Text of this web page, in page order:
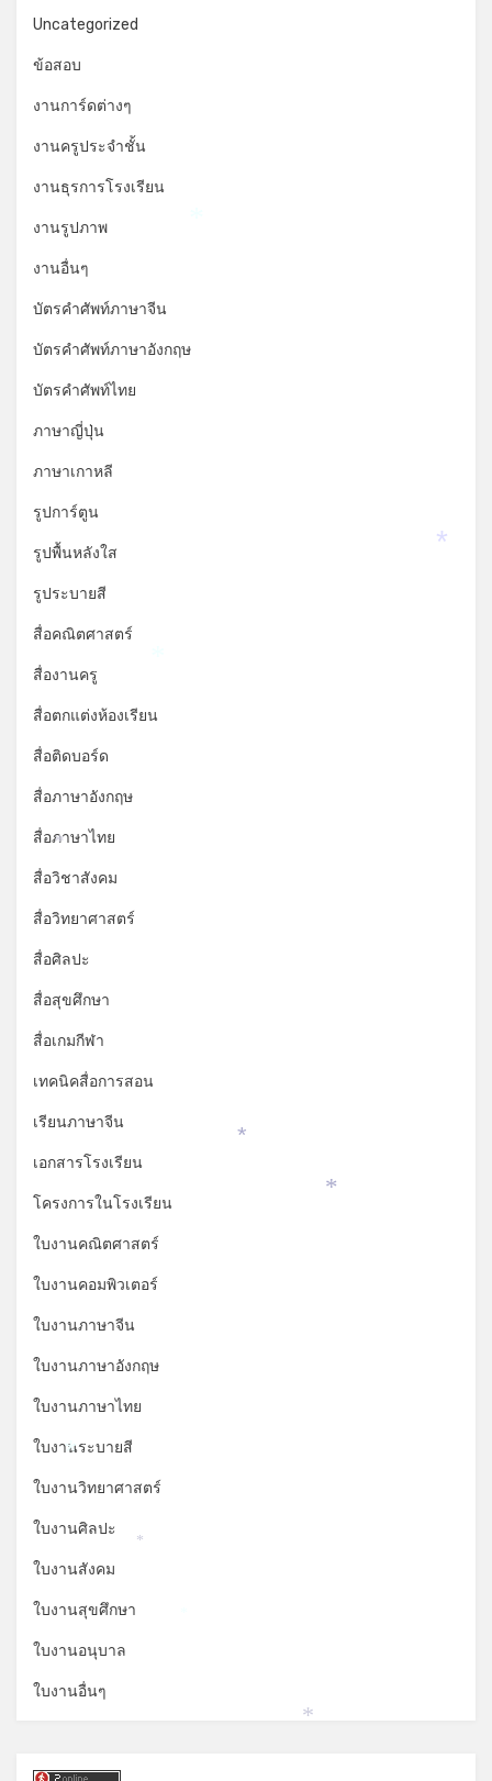
Uncategorized
ข้อสอบ
งานการ์ดต่างๆ
งานครูประจำชั้น
งานธุรการโรงเรียน
งานรูปภาพ
งานอื่นๆ
บัตรคำศัพท์ภาษาจีน
บัตรคำศัพท์ภาษาอังกฤษ
บัตรคำศัพท์ไทย
ภาษาญี่ปุ่น
ภาษาเกาหลี
รูปการ์ตูน
รูปพื้นหลังใส
รูประบายสี
สื่อคณิตศาสตร์
สื่องานครู
สื่อตกแต่งห้องเรียน
สื่อติดบอร์ด
สื่อภาษาอังกฤษ
สื่อภาษาไทย
สื่อวิชาสังคม
สื่อวิทยาศาสตร์
สื่อศิลปะ
สื่อสุขศึกษา
สื่อเกมกีฬา
เทคนิคสื่อการสอน
เรียนภาษาจีน
เอกสารโรงเรียน
โครงการในโรงเรียน
ใบงานคณิตศาสตร์
ใบงานคอมพิวเตอร์
ใบงานภาษาจีน
ใบงานภาษาอังกฤษ
ใบงานภาษาไทย
ใบงานระบายสี
ใบงานวิทยาศาสตร์
ใบงานศิลปะ
ใบงานสังคม
ใบงานสุขศึกษา
ใบงานอนุบาล
ใบงานอื่นๆ
*